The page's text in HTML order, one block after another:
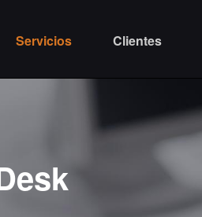
Servicios Clientes